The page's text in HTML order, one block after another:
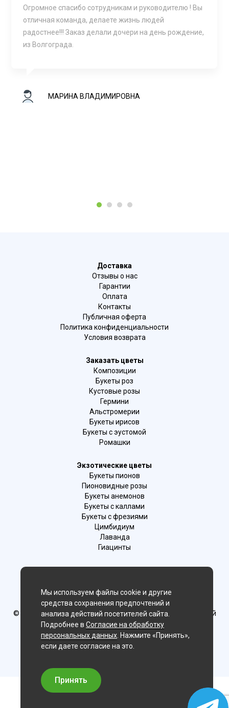
Огромное спасибо сотрудникам и руководителю ! Вы
отличная команда, делаете жизнь людей
радостнее!!! Заказ делали дочери на день рождение,
из Волгограда.
МАРИНА ВЛАДИМИРОВНА
1 2 3 4
Доставка
Отзывы о нас
Гарантии
Оплата
Контакты
Публичная оферта
Политика конфиденциальности
Условия возврата
Заказать цветы
Композиции
Букеты роз
Кустовые розы
Гермини
Альстромерии
Букеты ирисов
Букеты с эустомой
Ромашки
Экзотические цветы
Букеты пионов
Пионовидные розы
Букеты анемонов
Букеты с каллами
Букеты с фрезиями
Цимбидиум
Лаванда
Гиацинты
Хабаровск
© Delaflor - доставка цветов, 2012-2026 ИП Рыжков Евгений
Вячеславович
ИНН 540409481687 ОГРН 325547600130383
Мы используем файлы cookie и другие
средства сохранения предпочтений и
анализа действий посетителей сайта.
Подробнее в Согласие на обработку
персональных данных . Нажмите «Принять»,
если даете согласие на это.
Принять